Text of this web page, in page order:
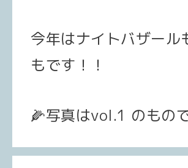
今年はナイトバザール
もです！！
🌽写真はvol.1 のもの